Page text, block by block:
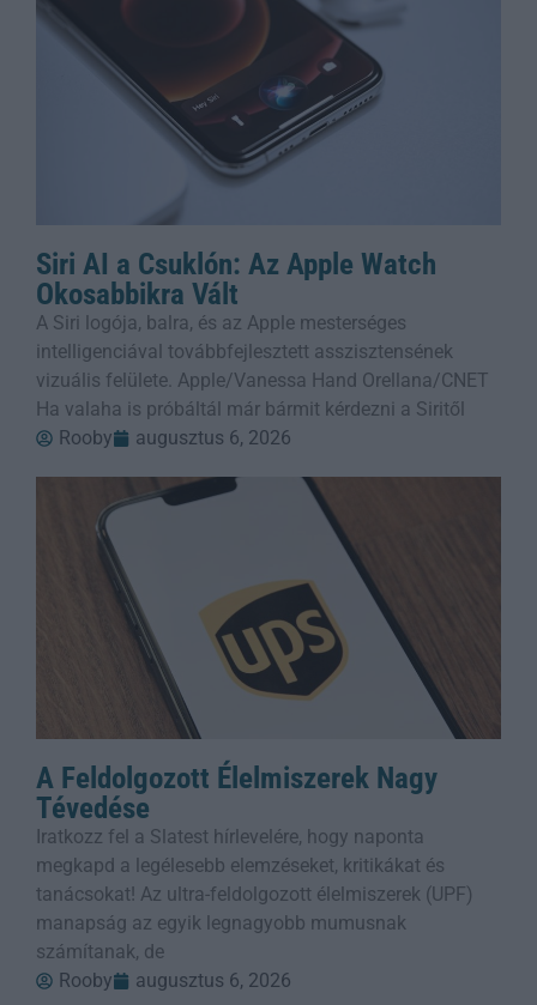
Siri AI a Csuklón: Az Apple Watch
Okosabbikra Vált
A Siri logója, balra, és az Apple mesterséges
intelligenciával továbbfejlesztett asszisztensének
vizuális felülete. Apple/Vanessa Hand Orellana/CNET
Ha valaha is próbáltál már bármit kérdezni a Siritől
Rooby
augusztus 6, 2026
A Feldolgozott Élelmiszerek Nagy
Tévedése
Iratkozz fel a Slatest hírlevelére, hogy naponta
megkapd a legélesebb elemzéseket, kritikákat és
tanácsokat! Az ultra-feldolgozott élelmiszerek (UPF)
manapság az egyik legnagyobb mumusnak
számítanak, de
Rooby
augusztus 6, 2026